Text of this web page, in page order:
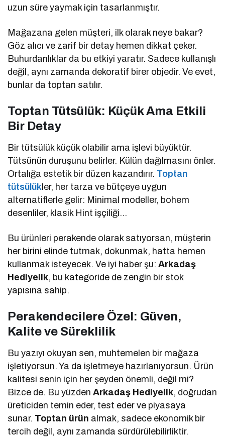
uzun süre yaymak için tasarlanmıştır.
Mağazana gelen müşteri, ilk olarak neye bakar?
Göz alıcı ve zarif bir detay hemen dikkat çeker.
Buhurdanlıklar da bu etkiyi yaratır. Sadece kullanışlı
değil, aynı zamanda dekoratif birer objedir. Ve evet,
bunlar da toptan satılır.
Toptan Tütsülük: Küçük Ama Etkili
Bir Detay
Bir tütsülük küçük olabilir ama işlevi büyüktür.
Tütsünün duruşunu belirler. Külün dağılmasını önler.
Ortalığa estetik bir düzen kazandırır. Toptan
tütsülükler, her tarza ve bütçeye uygun
alternatiflerle gelir: Minimal modeller, bohem
desenliler, klasik Hint işçiliği…
Bu ürünleri perakende olarak satıyorsan, müşterin
her birini elinde tutmak, dokunmak, hatta hemen
kullanmak isteyecek. Ve iyi haber şu:Arkadaş
Hediyelik, bu kategoride de zengin bir stok
yapısına sahip.
Perakendecilere Özel: Güven,
Kalite ve Süreklilik
Bu yazıyı okuyan sen, muhtemelen bir mağaza
işletiyorsun. Ya da işletmeye hazırlanıyorsun. Ürün
kalitesi senin için her şeyden önemli, değil mi?
Bizce de. Bu yüzdenArkadaş Hediyelik, doğrudan
üreticiden temin eder, test eder ve piyasaya
sunar. Toptan ürün almak, sadece ekonomik bir
tercih değil, aynı zamanda sürdürülebilirliktir.